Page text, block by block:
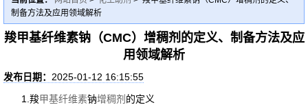
制备方法及应用领域解析
羧甲基纤维素钠（CMC）增稠剂的定义、制备方法及应
用领域解析
发布日期： 2025-01-12 16:15:55
1.羧甲基纤维素钠增稠剂 的定义